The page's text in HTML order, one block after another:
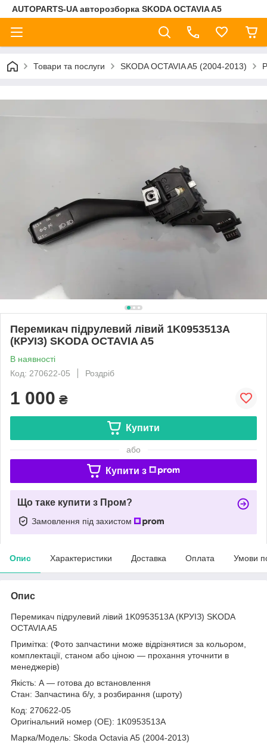
AUTOPARTS-UA авторозборка SKODA OCTAVIA A5
Товари та послуги SKODA OCTAVIA A5 (2004-2013)
Перемикач підрулевий лівий 1K0953513A
(КРУІЗ) SKODA OCTAVIA A5
В наявності
Код: 270622-05
Роздріб
1 000 ₴
Купити
або
Купити з
Що таке купити з Пром?
Замовлення під захистом
Опис Характеристики Доставка Оплата Умови
Опис
Перемикач підрулевий лівий 1K0953513A (КРУІЗ) SKODA
OCTAVIA A5
Примітка: (Фото запчастини може відрізнятися за кольором,
комплектації, станом або ціною — прохання уточнити в
менеджерів)
Якість: А — готова до встановлення
Стан: Запчастина б/у, з розбирання (шроту)
Код: 270622-05
Оригінальний номер (ОЕ): 1K0953513A
Марка/Модель: Skoda Octavia A5 (2004-2013)